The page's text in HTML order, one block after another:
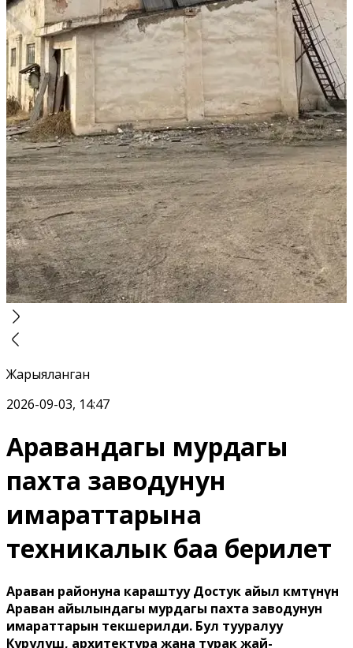
Жарыяланган
2026-09-03, 14:47
Аравандагы мурдагы
пахта заводунун
имараттарына
техникалык баа берилет
Араван районуна караштуу Достук айыл өкмөтүнүн
Араван айылындагы мурдагы пахта заводунун
имараттарын текшерилди. Бул тууралуу
Курулуш, архитектура жана турак жай-